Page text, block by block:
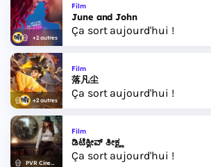
+2 autres
Film
June and John
Ça sort aujourd'hui !
+2 autres
Film
落凡尘
Ça sort aujourd'hui !
PVR Cinemas
Film
ಡಿಟೆಕ್ವೀವ್ ತೀಕ್ಷ್ಣ
Ça sort aujourd'hui !